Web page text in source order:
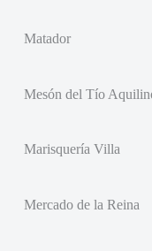
Matador
Mesón del Tío
Marisquería Villa
Mercado de la Reina